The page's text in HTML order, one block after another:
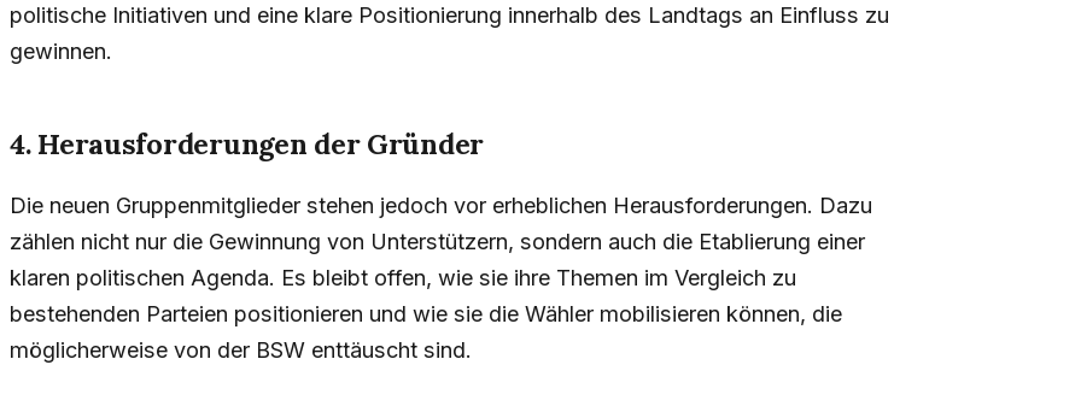
politische Initiativen und eine klare Positionierung innerhalb des Landtags an Einfluss zu
gewinnen.
4. Herausforderungen der Gründer
Die neuen Gruppenmitglieder stehen jedoch vor erheblichen Herausforderungen. Dazu
zählen nicht nur die Gewinnung von Unterstützern, sondern auch die Etablierung einer
klaren politischen Agenda. Es bleibt offen, wie sie ihre Themen im Vergleich zu
bestehenden Parteien positionieren und wie sie die Wähler mobilisieren können, die
möglicherweise von der BSW enttäuscht sind.